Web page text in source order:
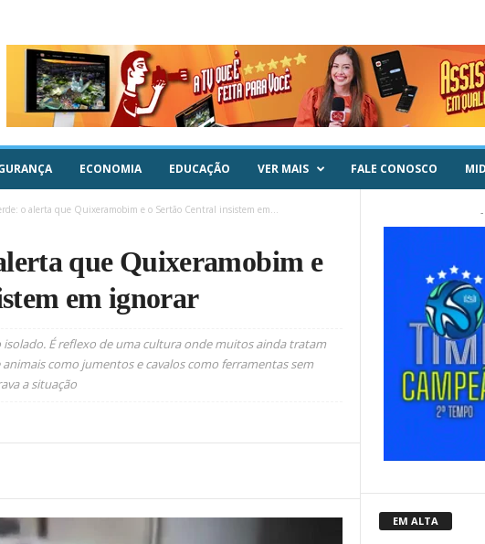
ECONOMIA EDUCAÇÃO VER MAIS FALE CONOSCO
o alerta que Quixeramobim e o Sertão Central insistem em...
que Quixeramobim e
em ignorar
É reflexo de uma cultura onde muitos ainda tratam
como jumentos e cavalos como ferramentas sem
a situação
-
EM ALTA